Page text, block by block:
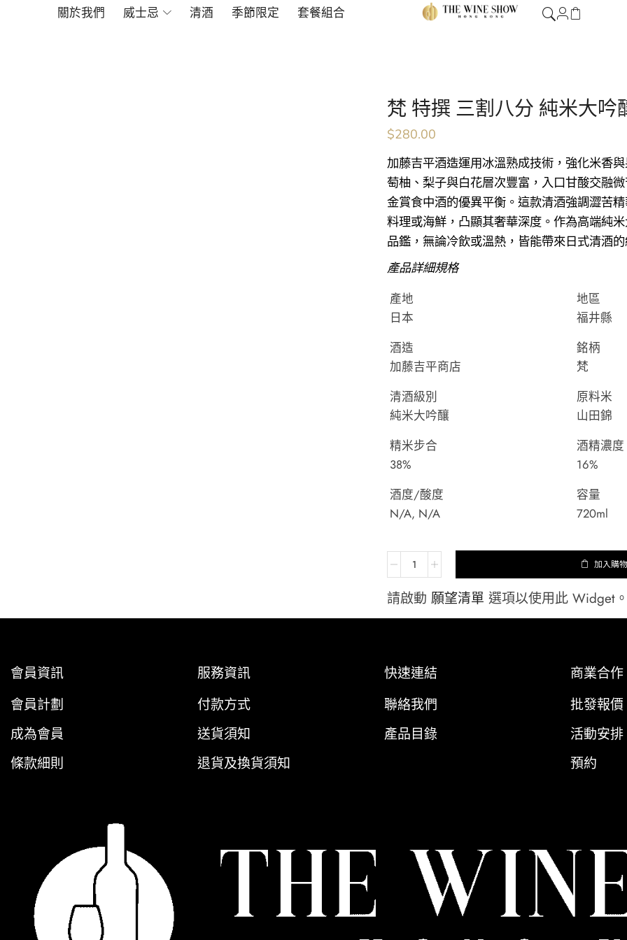
關於我們 威士忌 清酒 季節限定 套餐組合
梵 特撰 三割八分 純米大吟
$280.00
加藤吉平酒造運用冰溫熟成技術，強化米香
萄柚、梨子與白花層次豐富，入口甘酸交融
金賞食中酒的優異平衡。這款清酒強調澀苦
料理或海鮮，凸顯其奢華深度。作為高端純
品鑑，無論冷飲或溫熱，皆能帶來日式清酒
產品詳細規格
產地
日本
地區
福井縣
酒造
加藤吉平商店
銘柄
梵
清酒級別
純米大吟釀
原料米
山田錦
精米步合
38%
酒精濃度
16%
酒度/酸度
N/A, N/A
容量
720ml
加入購
請啟動 願望清單 選項以使用此 Widget
會員資訊
會員計劃
成為會員
條款細則
服務資訊
付款方式
送貨須知
退貨及換貨須知
快速連結
聯絡我們
產品目錄
商業合作
批發報價
活動安排
預約